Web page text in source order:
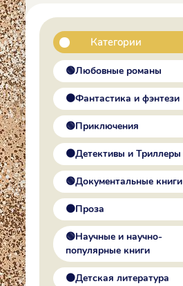
Категории
🟢Любовные романы
🟠Фантастика и фэнтези
🟢Приключения
🟠Детективы и Триллеры
🟢Документальные книги
🟠Проза
🟢Научные и научно-
популярные книги
🟠Детская литература